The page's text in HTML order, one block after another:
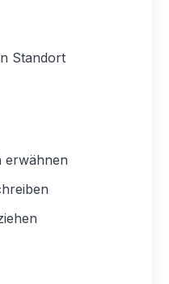
Standort
erwähnen